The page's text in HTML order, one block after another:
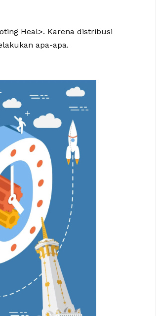
Heal>. Karena distribusi
apa-apa.